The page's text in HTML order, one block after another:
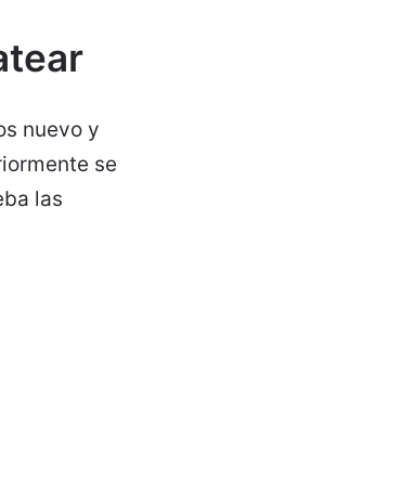
nuevo y
se
las